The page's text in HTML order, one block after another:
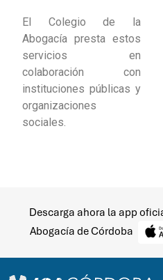
Descarga ahora la app
Abogacía de Córdoba